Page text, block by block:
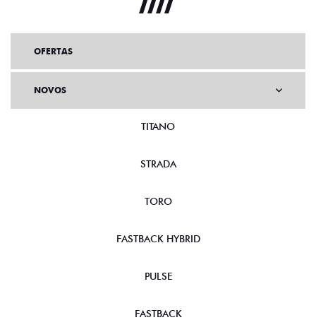
OFERTAS
NOVOS
TITANO
STRADA
TORO
FASTBACK HYBRID
PULSE
FASTBACK